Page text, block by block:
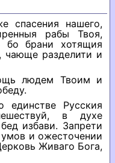
спасения нашего,
рабы Твоя,
брани хотящия
чающе разделити и
людем Твоим и
Русския
в духе
избави. Запрети
и ожесточении
Живаго Бога,